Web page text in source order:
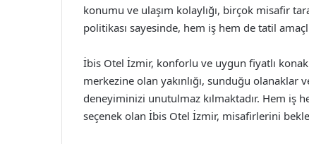
konumu ve ulaşım kolaylığı, birçok misafir
politikası sayesinde, hem iş hem de tatil
İbis Otel İzmir, konforlu ve uygun fiyatlı
merkezine olan yakınlığı, sunduğu olanaklar
deneyiminizi unutulmaz kılmaktadır. Hem iş
seçenek olan İbis Otel İzmir, misafirlerini